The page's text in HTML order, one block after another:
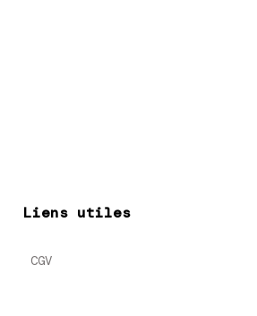
Liens utiles
CGV